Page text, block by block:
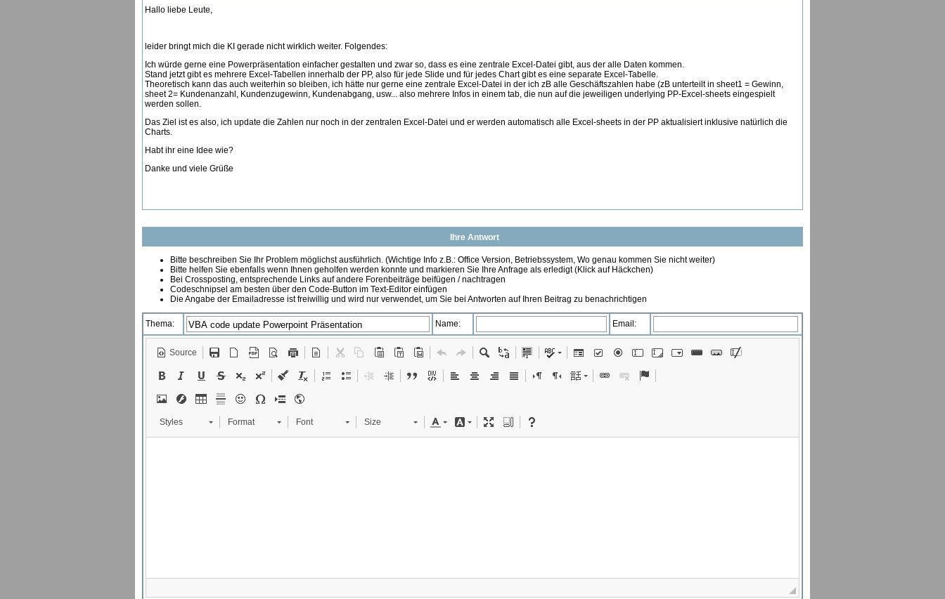
Hallo liebe Leute,
leider bringt mich die KI gerade nicht wirklich weiter. Folgendes:
Ich würde gerne eine Powerpräsentation einfacher gestalten und zwar so, dass es eine zentrale Excel-Datei gibt, aus der alle Daten kommen.
Stand jetzt gibt es mehrere Excel-Tabellen innerhalb der PP, also für jede Slide und für jedes Chart gibt es eine separate Excel-Tabelle.
Theoretisch kann das auch weiterhin so bleiben, ich hätte nur gerne eine zentrale Excel-Datei in der ich zB alle Geschäftszahlen habe (zB unterteilt in sheet1 = Gewinn,
sheet 2= Kundenanzahl, Kundenzugewinn, Kundenabgang, usw... also mehrere Infos in einem tab, die nun auf die jeweiligen underlying PP-Excel-sheets eingespielt
werden sollen.
Das Ziel ist es also, ich update die Zahlen nur noch in der zentralen Excel-Datei und er werden automatisch alle Excel-sheets in der PP aktualisiert inklusive natürlich die
Charts.
Habt ihr eine Idee wie?
Danke und viele Grüße
Ihre Antwort
Bitte beschreiben Sie Ihr Problem möglichst ausführlich. (Wichtige Info z.B.: Office Version, Betriebssystem, Wo genau kommen Sie nicht weiter)
Bitte helfen Sie ebenfalls wenn Ihnen geholfen werden konnte und markieren Sie Ihre Anfrage als erledigt (Klick auf Häckchen)
Bei Crossposting, entsprechende Links auf andere Forenbeiträge beifügen / nachtragen
Codeschnipsel am besten über den Code-Button im Text-Editor einfügen
Die Angabe der Emailadresse ist freiwillig und wird nur verwendet, um Sie bei Antworten auf Ihren Beitrag zu benachrichtigen
Thema: Name: Email:
Source
Styles Format Font Size